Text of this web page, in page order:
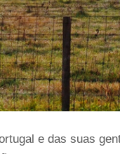
e das suas